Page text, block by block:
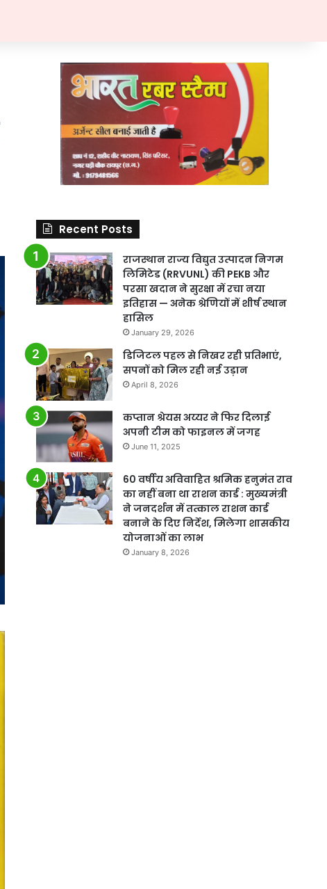
Recent Posts
राजस्थान राज्य विद्युत उत्पादन निगम
लिमिटेड (RRVUNL) की PEKB और
परसा खदान ने सुरक्षा में रचा नया
इतिहास — अनेक श्रेणियों में शीर्ष स्थान
हासिल
January 29, 2026
डिजिटल पहल से निखर रही प्रतिभाएं,
सपनों को मिल रही नई उड़ान
April 8, 2026
कप्तान श्रेयस अय्यर ने फिर दिलाई
अपनी टीम को फाइनल में जगह
June 11, 2025
60 वर्षीय अविवाहित श्रमिक हनुमंत राव
का नहीं बना था राशन कार्ड : मुख्यमंत्री
ने जनदर्शन में तत्काल राशन कार्ड
बनाने के दिए निर्देश, मिलेगा शासकीय
योजनाओं का लाभ
January 8, 2026